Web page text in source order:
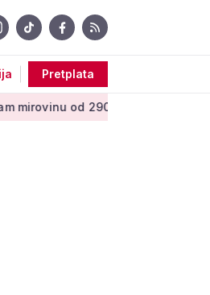
Pretplata
od 290 eura, a dobijem i